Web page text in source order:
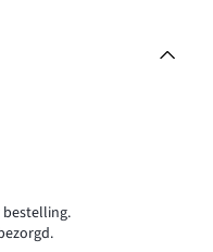
bestelling.